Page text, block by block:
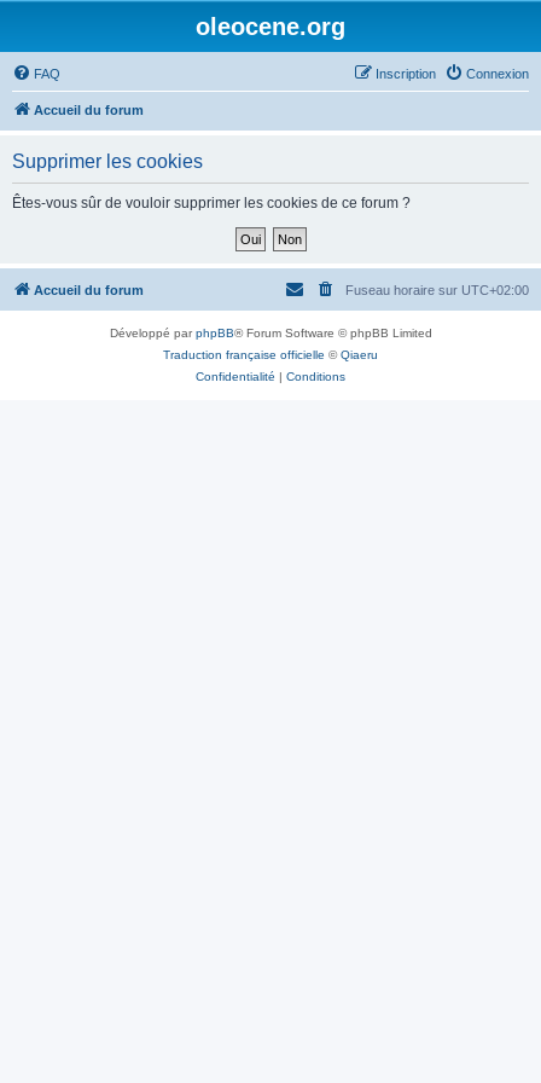
oleocene.org
FAQ Connexion
Inscription
Accueil du forum
Supprimer les cookies
Êtes-vous sûr de vouloir supprimer les cookies de ce forum ?
Accueil du forum Fuseau horaire sur UTC+02:00
Développé parphpBB® Forum Software © phpBB Limited
Traduction française officielle ©Qiaeru
Confidentialité | Conditions